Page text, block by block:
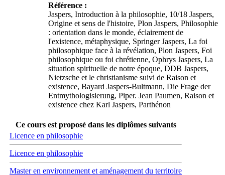
Référence :
Jaspers, Introduction à la philosophie, 10/18 Jaspers,
Origine et sens de l'histoire, Plon Jaspers, Philosophie
: orientation dans le monde, éclairement de
l'existence, métaphysique, Springer Jaspers, La foi
philosophique face à la révélation, Plon Jaspers, Foi
philosophique ou foi chrétienne, Ophrys Jaspers, La
situation spirituelle de notre époque, DDB Jaspers,
Nietzsche et le christianisme suivi de Raison et
existence, Bayard Jaspers-Bultmann, Die Frage der
Entmythologisierung, Piper. Jean Paumen, Raison et
existence chez Karl Jaspers, Parthénon
Ce cours est proposé dans les diplômes suivants
Licence en philosophie
Licence en philosophie
Master en environnement et aménagement du territoire